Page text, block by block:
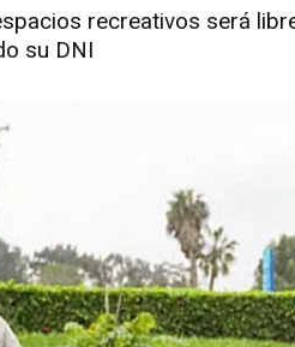
recreativos será
su DNI